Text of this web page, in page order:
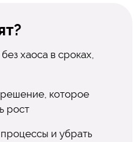
хаоса в сроках,
которое
рост
и убрать